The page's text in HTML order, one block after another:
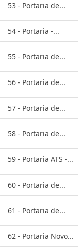
53 - Portaria de...
54 - Portaria -...
55 - Portaria de...
56 - Portaria de...
57 - Portaria de...
58 - Portaria de...
59 - Portaria ATS -...
60 - Portaria de...
61 - Portaria de...
62 - Portaria Novo...